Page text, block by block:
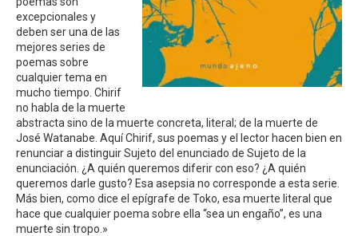
excepcionales y
deben ser una de las
mejores series de
poemas sobre
cualquier tema en
mucho tiempo. Chirif
no habla de la muerte
abstracta sino de la muerte concreta, literal; de la muerte de
José Watanabe. Aquí Chirif, sus poemas y el lector hacen bien en
renunciar a distinguir Sujeto del enunciado de Sujeto de la
enunciación. ¿A quién queremos diferir con eso? ¿A quién
queremos darle gusto? Esa asepsia no corresponde a esta serie.
Más bien, como dice el epígrafe de Toko, esa muerte literal que
hace que cualquier poema sobre ella “sea un engaño”, es una
muerte sin tropo.»